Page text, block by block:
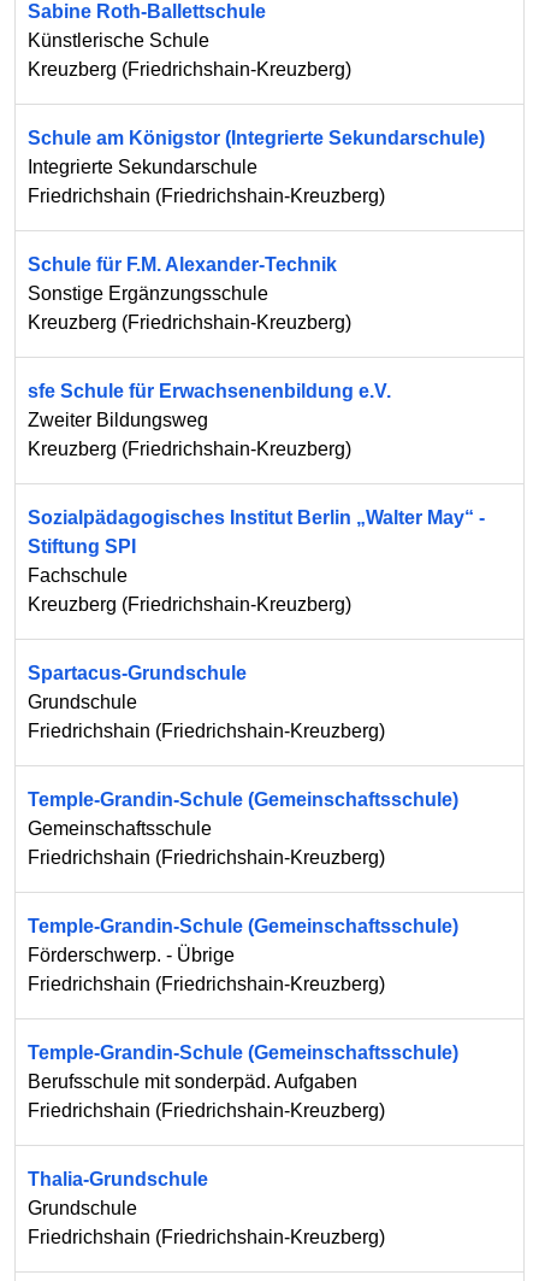
Sabine Roth-Ballettschule
Künstlerische Schule
Kreuzberg (Friedrichshain-Kreuzberg)
Schule am Königstor (Integrierte Sekundarschule)
Integrierte Sekundarschule
Friedrichshain (Friedrichshain-Kreuzberg)
Schule für F.M. Alexander-Technik
Sonstige Ergänzungsschule
Kreuzberg (Friedrichshain-Kreuzberg)
sfe Schule für Erwachsenenbildung e.V.
Zweiter Bildungsweg
Kreuzberg (Friedrichshain-Kreuzberg)
Sozialpädagogisches Institut Berlin „Walter May“ -
Stiftung SPI
Fachschule
Kreuzberg (Friedrichshain-Kreuzberg)
Spartacus-Grundschule
Grundschule
Friedrichshain (Friedrichshain-Kreuzberg)
Temple-Grandin-Schule (Gemeinschaftsschule)
Gemeinschaftsschule
Friedrichshain (Friedrichshain-Kreuzberg)
Temple-Grandin-Schule (Gemeinschaftsschule)
Förderschwerp. - Übrige
Friedrichshain (Friedrichshain-Kreuzberg)
Temple-Grandin-Schule (Gemeinschaftsschule)
Berufsschule mit sonderpäd. Aufgaben
Friedrichshain (Friedrichshain-Kreuzberg)
Thalia-Grundschule
Grundschule
Friedrichshain (Friedrichshain-Kreuzberg)